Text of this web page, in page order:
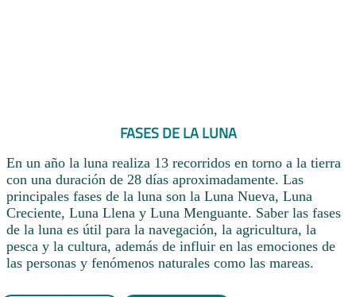
FASES DE LA LUNA
En un año la luna realiza 13 recorridos en torno a la tierra
con una duración de 28 días aproximadamente. Las
principales fases de la luna son la Luna Nueva, Luna
Creciente, Luna Llena y Luna Menguante. Saber las fases
de la luna es útil para la navegación, la agricultura, la
pesca y la cultura, además de influir en las emociones de
las personas y fenómenos naturales como las mareas.